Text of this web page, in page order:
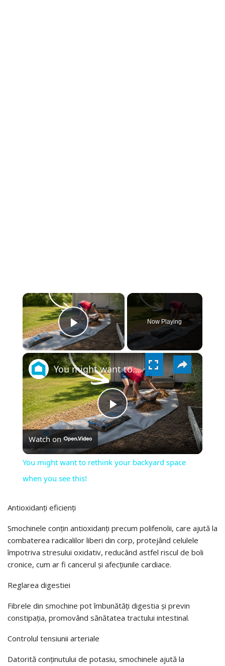
×
PLAY
VIDEO
Now Playing
×
PLAY
VIDEO
You might want to rethink your backyard space when you see this!
Watch on
You might want to rethink your backyard space
when you see this!
Antioxidanți eficienți
Smochinele conțin antioxidanți precum polifenolii, care ajută la
combaterea radicalilor liberi din corp, protejând celulele
împotriva stresului oxidativ, reducând astfel riscul de boli
cronice, cum ar fi cancerul și afecțiunile cardiace.
Reglarea digestiei
Fibrele din smochine pot îmbunătăți digestia și previn
constipația, promovând sănătatea tractului intestinal.
Controlul tensiunii arteriale
Datorită conținutului de potasiu, smochinele ajută la